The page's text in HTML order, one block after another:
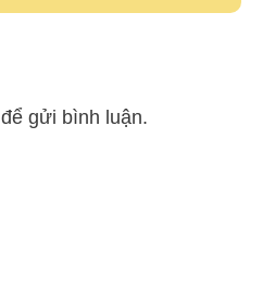
để gửi bình luận.